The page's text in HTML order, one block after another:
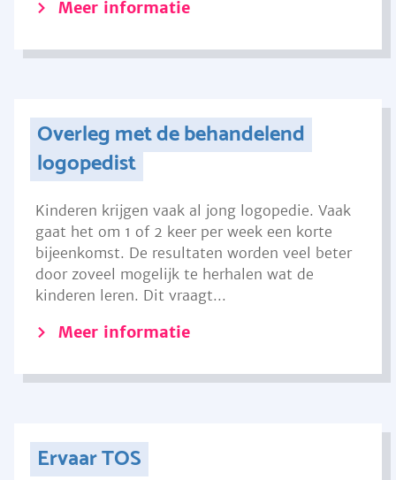
Meer informatie
Overleg met de behandelend
logopedist
Kinderen krijgen vaak al jong logopedie. Vaak
gaat het om 1 of 2 keer per week een korte
bijeenkomst. De resultaten worden veel beter
door zoveel mogelijk te herhalen wat de
kinderen leren. Dit vraagt...
Meer informatie
Ervaar TOS